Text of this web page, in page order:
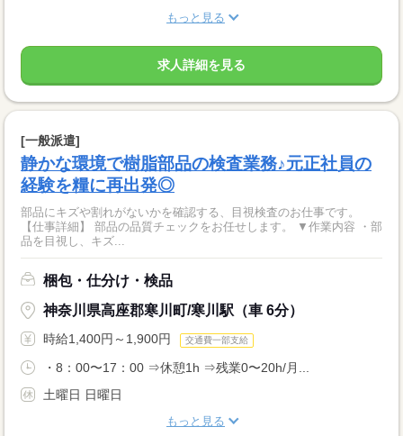
もっと見る
求人詳細を見る
[一般派遣]
静かな環境で樹脂部品の検査業務♪元正社員の
経験を糧に再出発◎
部品にキズや割れがないかを確認する、目視検査のお仕事です。
【仕事詳細】 部品の品質チェックをお任せします。 ▼作業内容 ・部
品を目視し、キズ...
梱包・仕分け・検品
神奈川県高座郡寒川町/寒川駅（車 6分）
時給1,400円～1,900円 交通費一部支給
・8：00〜17：00 ⇒休憩1h ⇒残業0〜20h/月...
土曜日 日曜日
もっと見る